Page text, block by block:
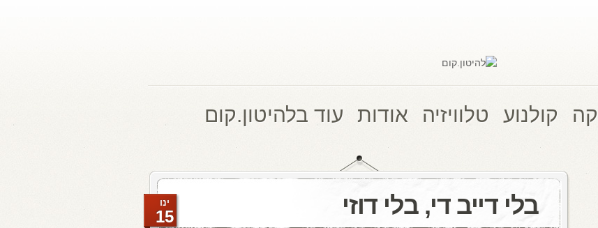
קולנוע טלוויזיה אודות עוד בלהיטון.קום
בלי דייב די, בלי דוזי ינו
15